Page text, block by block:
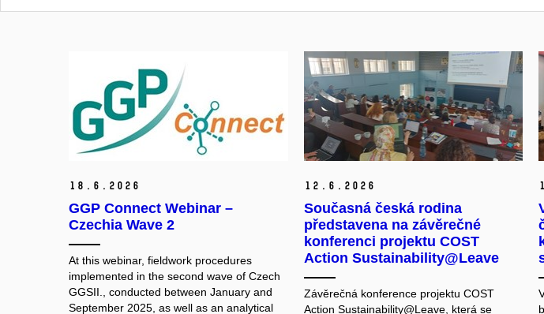
18. 6. 2026
GGP Connect Webinar –
Czechia Wave 2
At this webinar, fieldwork procedures
implemented in the second wave of Czech
GGSII., conducted between January and
September 2025, as well as an analytical
12. 6. 2026
Současná česká rodina
představena na závěrečné
konferenci projektu COST
Action Sustainability@Leave
Závěrečná konference projektu COST
Action Sustainability@Leave, která se